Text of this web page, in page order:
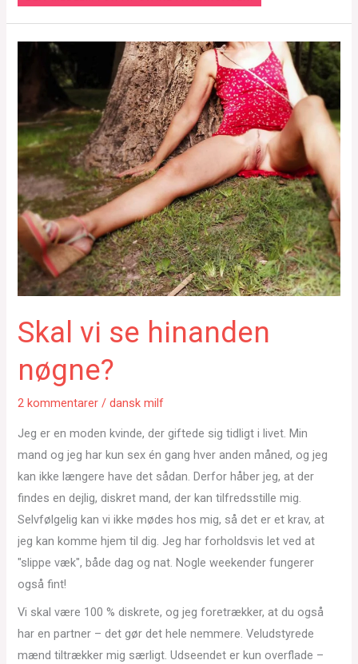
Skal vi se hinanden
nøgne?
2 kommentarer /dansk milf
Jeg er en moden kvinde, der giftede sig tidligt i livet. Min
mand og jeg har kun sex én gang hver anden måned, og jeg
kan ikke længere have det sådan. Derfor håber jeg, at der
findes en dejlig, diskret mand, der kan tilfredsstille mig.
Selvfølgelig kan vi ikke mødes hos mig, så det er et krav, at
jeg kan komme hjem til dig. Jeg har forholdsvis let ved at
"slippe væk", både dag og nat. Nogle weekender fungerer
også fint!
Vi skal være 100 % diskrete, og jeg foretrækker, at du også
har en partner – det gør det hele nemmere. Veludstyrede
mænd tiltrækker mig særligt. Udseendet er kun overflade –